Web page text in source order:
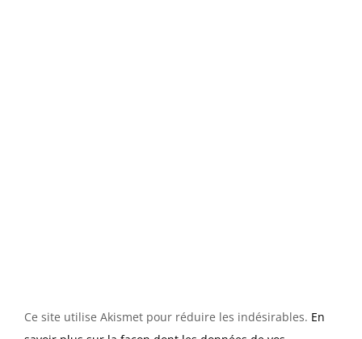
Ce site utilise Akismet pour réduire les indésirables. En